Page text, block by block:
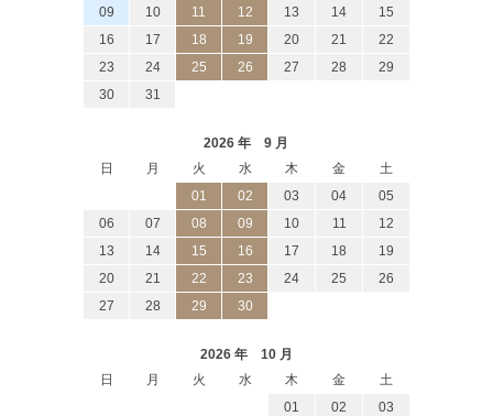
09
10 11 12 13 14
15
16
17 18 19 20 21
22
23
24 25 26 27 28
29
30
31
2026 年 9 月
日
月 火 水 木 金
土
01
02 03 04
05
06
07 08 09 10 11
12
13
14 15 16 17 18
19
20
21 22 23 24 25
26
27
28 29 30
2026 年 10 月
日
月 火 水 木 金
土
01
02
03